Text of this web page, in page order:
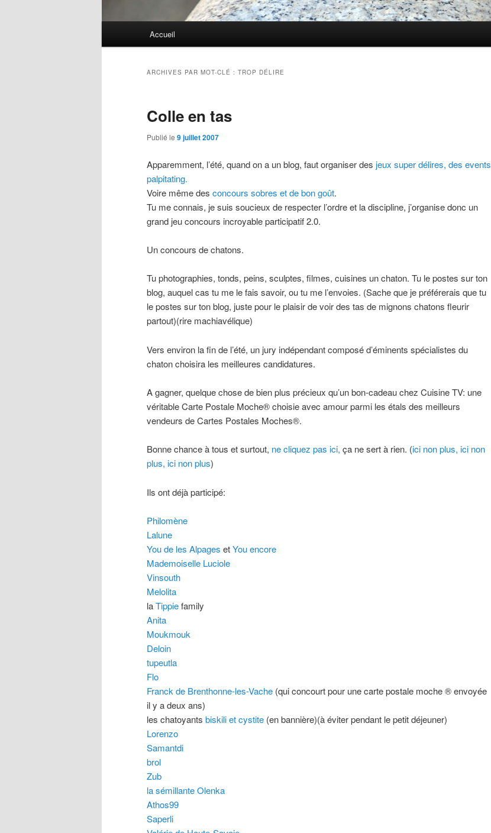
Accueil
ARCHIVES PAR MOT-CLÉ : TROP DÉLIRE
Colle en tas
Publié le 9 juillet 2007
Apparemment, l’été, quand on a un blog, faut organiser des jeux super délires, des events
palpitating.
Voire même des concours sobres et de bon goût.
Tu me connais, je suis soucieux de respecter l’ordre et la discipline, j’organise donc un
grand jeu concours incroyable participatif 2.0.
Un concours de chatons.
Tu photographies, tonds, peins, sculptes, filmes, cuisines un chaton. Tu le postes sur ton
blog, auquel cas tu me le fais savoir, ou tu me l’envoies. (Sache que je préférerais que tu
le postes sur ton blog, juste pour le plaisir de voir des tas de mignons chatons fleurir
partout)(rire machiavélique)
Vers environ la fin de l’été, un jury indépendant composé d’éminents spécialistes du
chaton choisira les meilleures candidatures.
A gagner, quelque chose de bien plus précieux qu’un bon-cadeau chez Cuisine TV: une
véritable Carte Postale Moche® choisie avec amour parmi les étals des meilleurs
vendeurs de Cartes Postales Moches®.
Bonne chance à tous et surtout, ne cliquez pas ici, ça ne sert à rien. (ici non plus, ici non
plus, ici non plus)
Ils ont déjà participé:
Philomène
Lalune
You de les Alpages etYou encore
Mademoiselle Luciole
Vinsouth
Melolita
laTippiefamily
Anita
Moukmouk
Deloin
tupeutla
Flo
Franck de Brenthonne-les-Vache (qui concourt pour une carte postale moche ® envoyée
il y a deux ans)
les chatoyants biskili et cystite (en bannière)(à éviter pendant le petit déjeuner)
Lorenzo
Samantdi
brol
Zub
la sémillante Olenka
Athos99
Saperli